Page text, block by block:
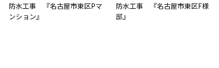
防水工事 『名古屋市東区Pマ
ンション』
防水工事 『名古屋市東区F様
邸』